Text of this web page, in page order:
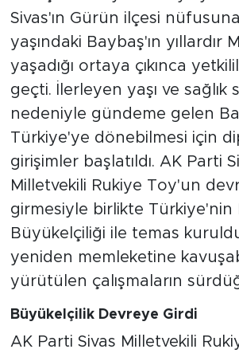
Sivas'ın Gürün ilçesi nüfusuna
yaşındaki Baybaş'ın yıllardır
yaşadığı ortaya çıkınca
geçti. İlerleyen yaşı ve sağlık
nedeniyle gündeme gelen
Türkiye'ye dönebilmesi için
girişimler başlatıldı. AK Parti
Milletvekili Rukiye Toy'un
girmesiyle birlikte Türkiye'nin
Büyükelçiliği ile temas
yeniden memleketine
yürütülen çalışmaların
Büyükelçilik Devreye Girdi
AK Parti Sivas Milletvekili